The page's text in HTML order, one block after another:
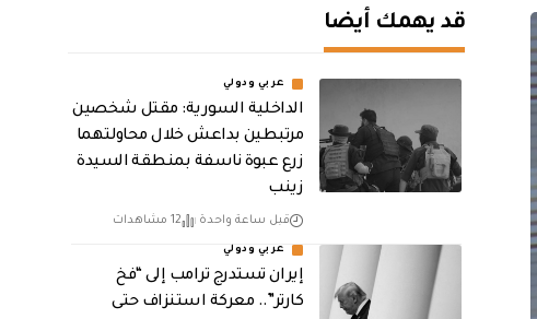
قد يهمك أيضا
عربي ودولي
الداخلية السورية: مقتل شخصين
مرتبطين بداعش خلال محاولتهما
زرع عبوة ناسفة بمنطقة السيدة
زينب
قبل ساعة واحدة 12 مشاهدات
عربي ودولي
إيران تستدرج ترامب إلى “فخ
كارتر”.. معركة استنزاف حتى